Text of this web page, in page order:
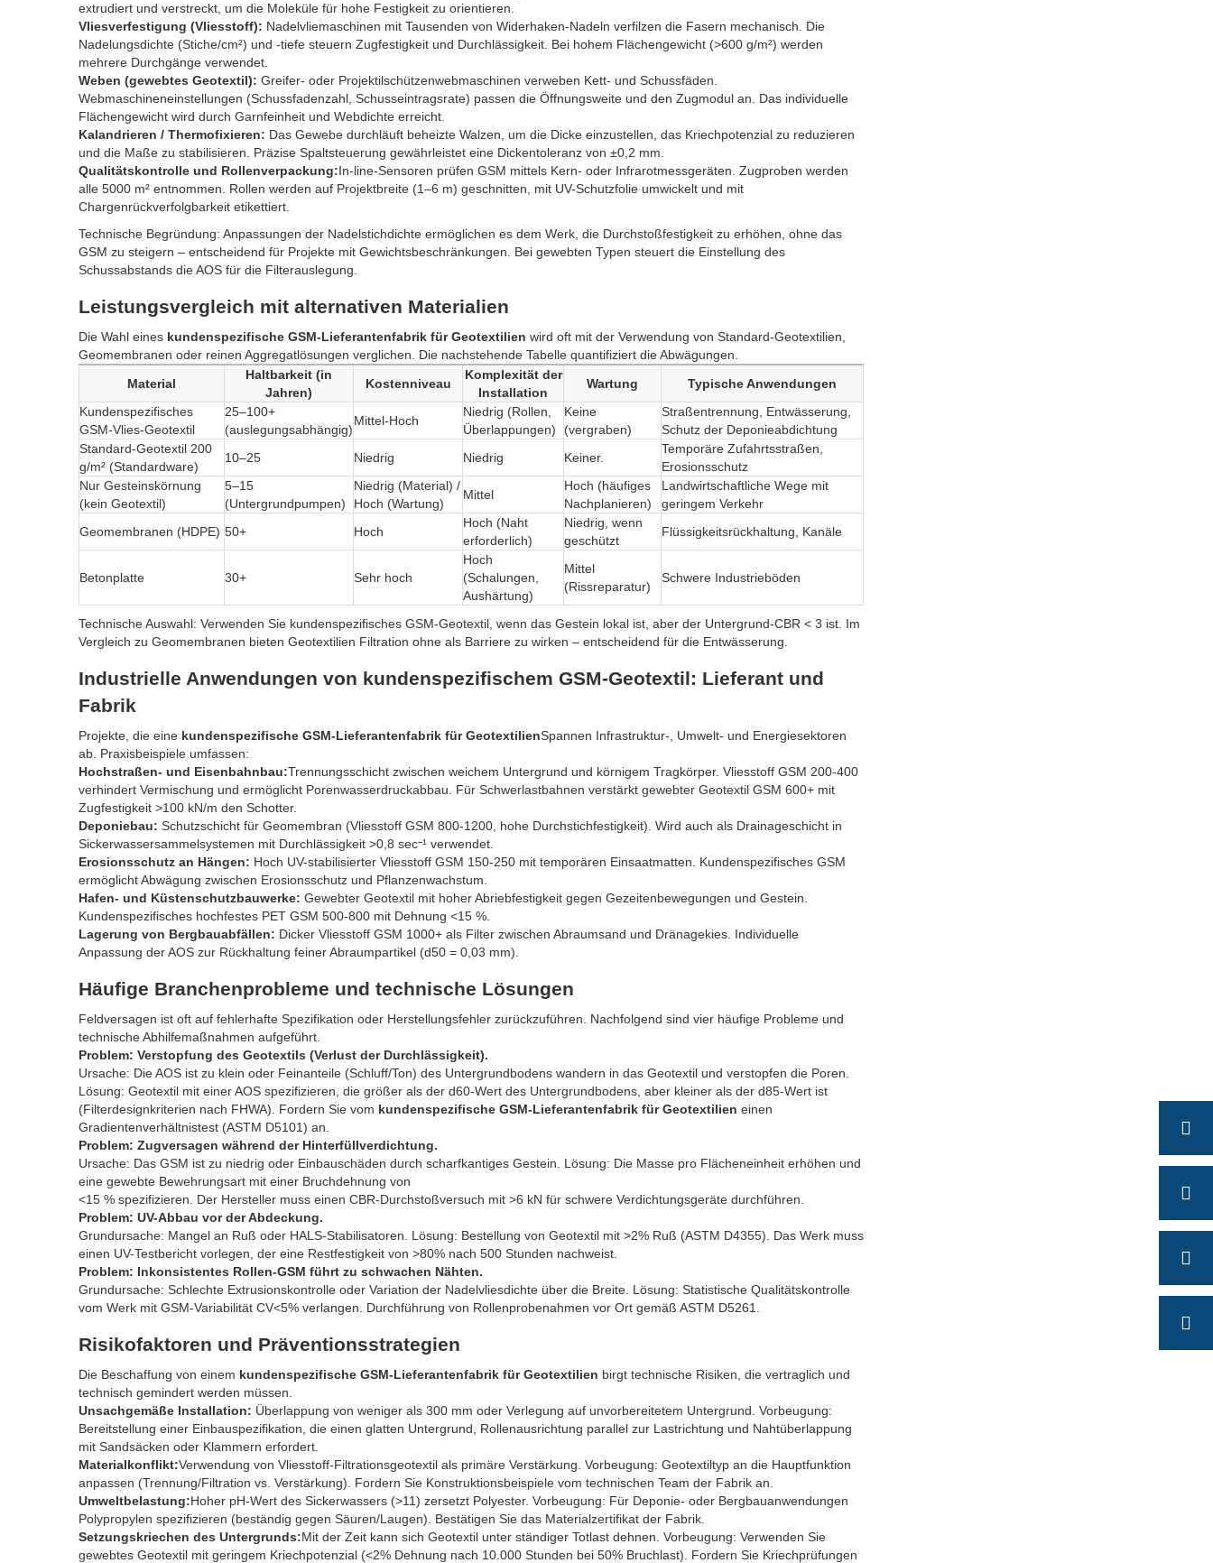
extrudiert und verstreckt, um die Moleküle für hohe Festigkeit zu orientieren.
Vliesverfestigung (Vliesstoff): Nadelvliemaschinen mit Tausenden von Widerhaken-Nadeln verfilzen die Fasern mechanisch. Die
Nadelungsdichte (Stiche/cm²) und -tiefe steuern Zugfestigkeit und Durchlässigkeit. Bei hohem Flächengewicht (>600 g/m²) werden
mehrere Durchgänge verwendet.
Weben (gewebtes Geotextil): Greifer- oder Projektilschützenwebmaschinen verweben Kett- und Schussfäden.
Webmaschineneinstellungen (Schussfadenzahl, Schusseintragsrate) passen die Öffnungsweite und den Zugmodul an. Das individuelle
Flächengewicht wird durch Garnfeinheit und Webdichte erreicht.
Kalandrieren / Thermofixieren: Das Gewebe durchläuft beheizte Walzen, um die Dicke einzustellen, das Kriechpotenzial zu reduzieren
und die Maße zu stabilisieren. Präzise Spaltsteuerung gewährleistet eine Dickentoleranz von ±0,2 mm.
Qualitätskontrolle und Rollenverpackung:In-line-Sensoren prüfen GSM mittels Kern- oder Infrarotmessgeräten. Zugproben werden
alle 5000 m² entnommen. Rollen werden auf Projektbreite (1–6 m) geschnitten, mit UV-Schutzfolie umwickelt und mit
Chargenrückverfolgbarkeit etikettiert.
Technische Begründung: Anpassungen der Nadelstichdichte ermöglichen es dem Werk, die Durchstoßfestigkeit zu erhöhen, ohne das
GSM zu steigern – entscheidend für Projekte mit Gewichtsbeschränkungen. Bei gewebten Typen steuert die Einstellung des
Schussabstands die AOS für die Filterauslegung.
Leistungsvergleich mit alternativen Materialien
Die Wahl eines kundenspezifische GSM-Lieferantenfabrik für Geotextilien wird oft mit der Verwendung von Standard-Geotextilien,
Geomembranen oder reinen Aggregatlösungen verglichen. Die nachstehende Tabelle quantifiziert die Abwägungen.
Material
Haltbarkeit (in
Jahren)
Kostenniveau
Komplexität der
Installation
Wartung
Typische Anwendungen
Kundenspezifisches
GSM-Vlies-Geotextil
25–100+
(auslegungsabhängig)
Mittel-Hoch
Niedrig (Rollen,
Überlappungen)
Keine
(vergraben)
Straßentrennung, Entwässerung,
Schutz der Deponieabdichtung
Standard-Geotextil 200
g/m² (Standardware)
10–25 Niedrig Niedrig Keiner.
Temporäre Zufahrtsstraßen,
Erosionsschutz
Nur Gesteinskörnung
(kein Geotextil)
5–15
(Untergrundpumpen)
Niedrig (Material) /
Hoch (Wartung)
Mittel
Hoch (häufiges
Nachplanieren)
Landwirtschaftliche Wege mit
geringem Verkehr
Geomembranen (HDPE) 50+ Hoch
Hoch (Naht
erforderlich)
Niedrig, wenn
geschützt
Flüssigkeitsrückhaltung, Kanäle
Betonplatte 30+ Sehr hoch
Hoch
(Schalungen,
Aushärtung)
Mittel
(Rissreparatur)
Schwere Industrieböden
Technische Auswahl: Verwenden Sie kundenspezifisches GSM-Geotextil, wenn das Gestein lokal ist, aber der Untergrund-CBR < 3 ist. Im
Vergleich zu Geomembranen bieten Geotextilien Filtration ohne als Barriere zu wirken – entscheidend für die Entwässerung.
Industrielle Anwendungen von kundenspezifischem GSM-Geotextil: Lieferant und
Fabrik
Projekte, die eine kundenspezifische GSM-Lieferantenfabrik für GeotextilienSpannen Infrastruktur-, Umwelt- und Energiesektoren
ab. Praxisbeispiele umfassen:
Hochstraßen- und Eisenbahnbau:Trennungsschicht zwischen weichem Untergrund und körnigem Tragkörper. Vliesstoff GSM 200-400
verhindert Vermischung und ermöglicht Porenwasserdruckabbau. Für Schwerlastbahnen verstärkt gewebter Geotextil GSM 600+ mit
Zugfestigkeit >100 kN/m den Schotter.
Deponiebau: Schutzschicht für Geomembran (Vliesstoff GSM 800-1200, hohe Durchstichfestigkeit). Wird auch als Drainageschicht in
Sickerwassersammelsystemen mit Durchlässigkeit >0,8 sec⁻¹ verwendet.
Erosionsschutz an Hängen: Hoch UV-stabilisierter Vliesstoff GSM 150-250 mit temporären Einsaatmatten. Kundenspezifisches GSM
ermöglicht Abwägung zwischen Erosionsschutz und Pflanzenwachstum.
Hafen- und Küstenschutzbauwerke: Gewebter Geotextil mit hoher Abriebfestigkeit gegen Gezeitenbewegungen und Gestein.
Kundenspezifisches hochfestes PET GSM 500-800 mit Dehnung <15 %.
Lagerung von Bergbauabfällen: Dicker Vliesstoff GSM 1000+ als Filter zwischen Abraumsand und Dränagekies. Individuelle
Anpassung der AOS zur Rückhaltung feiner Abraumpartikel (d50 = 0,03 mm).
Häufige Branchenprobleme und technische Lösungen
Feldversagen ist oft auf fehlerhafte Spezifikation oder Herstellungsfehler zurückzuführen. Nachfolgend sind vier häufige Probleme und
technische Abhilfemaßnahmen aufgeführt.
Problem: Verstopfung des Geotextils (Verlust der Durchlässigkeit).
Ursache: Die AOS ist zu klein oder Feinanteile (Schluff/Ton) des Untergrundbodens wandern in das Geotextil und verstopfen die Poren.
Lösung: Geotextil mit einer AOS spezifizieren, die größer als der d60-Wert des Untergrundbodens, aber kleiner als der d85-Wert ist
(Filterdesignkriterien nach FHWA). Fordern Sie vom kundenspezifische GSM-Lieferantenfabrik für Geotextilien einen
Gradientenverhältnistest (ASTM D5101) an.
Problem: Zugversagen während der Hinterfüllverdichtung.
Ursache: Das GSM ist zu niedrig oder Einbauschäden durch scharfkantiges Gestein. Lösung: Die Masse pro Flächeneinheit erhöhen und
eine gewebte Bewehrungsart mit einer Bruchdehnung von
<15 % spezifizieren. Der Hersteller muss einen CBR-Durchstoßversuch mit >6 kN für schwere Verdichtungsgeräte durchführen.
Problem: UV-Abbau vor der Abdeckung.
Grundursache: Mangel an Ruß oder HALS-Stabilisatoren. Lösung: Bestellung von Geotextil mit >2% Ruß (ASTM D4355). Das Werk muss
einen UV-Testbericht vorlegen, der eine Restfestigkeit von >80% nach 500 Stunden nachweist.
Problem: Inkonsistentes Rollen-GSM führt zu schwachen Nähten.
Grundursache: Schlechte Extrusionskontrolle oder Variation der Nadelvliesdichte über die Breite. Lösung: Statistische Qualitätskontrolle
vom Werk mit GSM-Variabilität CV<5% verlangen. Durchführung von Rollenprobenahmen vor Ort gemäß ASTM D5261.
Risikofaktoren und Präventionsstrategien
Die Beschaffung von einem kundenspezifische GSM-Lieferantenfabrik für Geotextilien birgt technische Risiken, die vertraglich und
technisch gemindert werden müssen.
Unsachgemäße Installation: Überlappung von weniger als 300 mm oder Verlegung auf unvorbereitetem Untergrund. Vorbeugung:
Bereitstellung einer Einbauspezifikation, die einen glatten Untergrund, Rollenausrichtung parallel zur Lastrichtung und Nahtüberlappung
mit Sandsäcken oder Klammern erfordert.
Materialkonflikt:Verwendung von Vliesstoff-Filtrationsgeotextil als primäre Verstärkung. Vorbeugung: Geotextiltyp an die Hauptfunktion
anpassen (Trennung/Filtration vs. Verstärkung). Fordern Sie Konstruktionsbeispiele vom technischen Team der Fabrik an.
Umweltbelastung:Hoher pH-Wert des Sickerwassers (>11) zersetzt Polyester. Vorbeugung: Für Deponie- oder Bergbauanwendungen
Polypropylen spezifizieren (beständig gegen Säuren/Laugen). Bestätigen Sie das Materialzertifikat der Fabrik.
Setzungskriechen des Untergrunds:Mit der Zeit kann sich Geotextil unter ständiger Totlast dehnen. Vorbeugung: Verwenden Sie
gewebtes Geotextil mit geringem Kriechpotenzial (<2% Dehnung nach 10.000 Stunden bei 50% Bruchlast). Fordern Sie Kriechprüfungen